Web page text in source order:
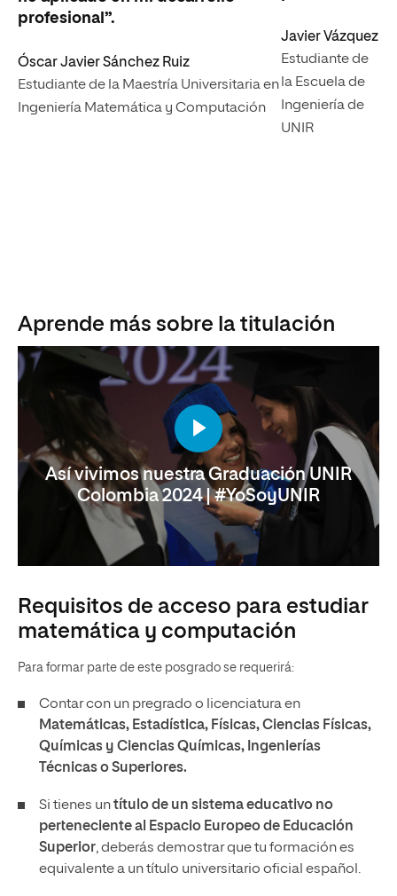
profesional”.
Óscar Javier Sánchez Ruiz
Estudiante de la Maestría Universitaria en
Ingeniería Matemática y Computación
Javier Vázquez
Estudiante de
la Escuela de
Ingeniería de
UNIR
Aprende más sobre la titulación
Así vivimos nuestra Graduación UNIR
Colombia 2024 | #YoSoyUNIR
Requisitos de acceso para estudiar
matemática y computación
Para formar parte de este posgrado se requerirá:
Contar con un pregrado o licenciatura en
Matemáticas, Estadística, Físicas, Ciencias Físicas,
Químicas y Ciencias Químicas, Ingenierías
Técnicas o Superiores.
Si tienes untítulo de un sistema educativo no
perteneciente al Espacio Europeo de Educación
Superior, deberás demostrar que tu formación es
equivalente a un título universitario oficial español.